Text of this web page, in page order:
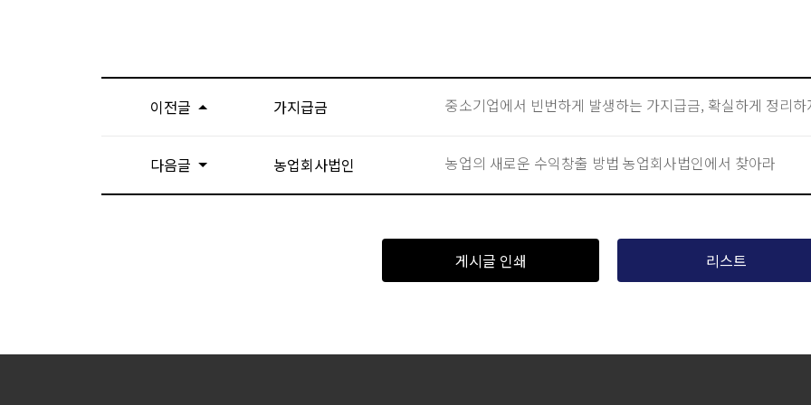
이전글 가지급금 중소기업에서 빈번하게 발생하는 가지급금, 확실하게 정리하
다음글 농업회사법인 농업의 새로운 수익창출 방법 농업회사법인에서 찾아라
게시글 인쇄 리스트